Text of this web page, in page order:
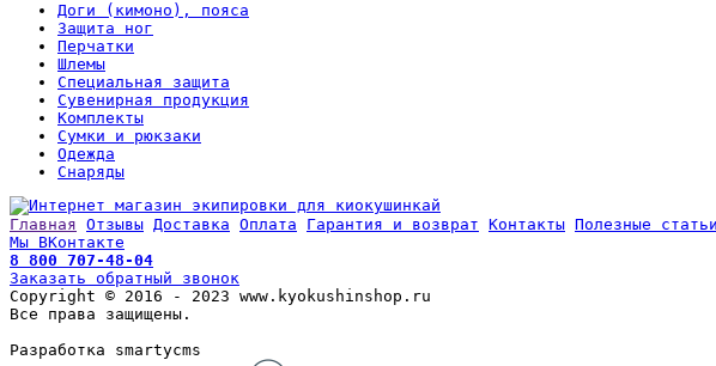
Доги (кимоно), пояса
Защита ног
Перчатки
Шлемы
Специальная защита
Сувенирная продукция
Комплекты
Сумки и рюкзаки
Одежда
Снаряды
Главная Отзывы Доставка Оплата Гарантия и возврат Контакты Полезные статьи
Мы ВКонтакте
8 800 707-48-04
Заказать обратный звонок
Copyright © 2016 - 2023 www.kyokushinshop.ru
Все права защищены.
Разработка smartycms